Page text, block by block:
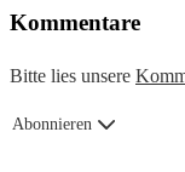
Kommentare
Bitte lies unsere
Abonnieren